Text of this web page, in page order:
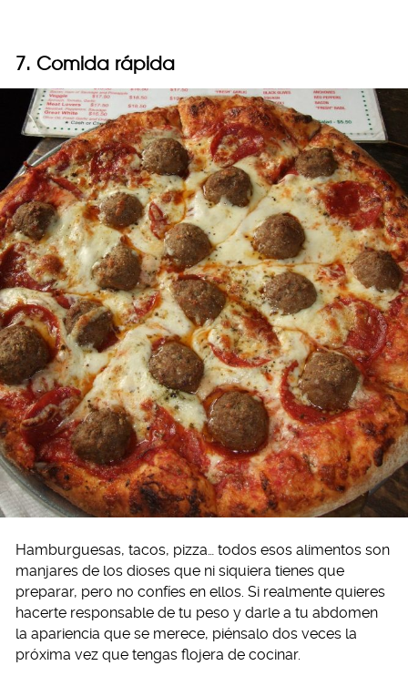
7. Comida rápida
Hamburguesas, tacos, pizza… todos esos alimentos son
manjares de los dioses que ni siquiera tienes que
preparar, pero no confíes en ellos. Si realmente quieres
hacerte responsable de tu peso y darle a tu abdomen
la apariencia que se merece, piénsalo dos veces la
próxima vez que tengas flojera de cocinar.